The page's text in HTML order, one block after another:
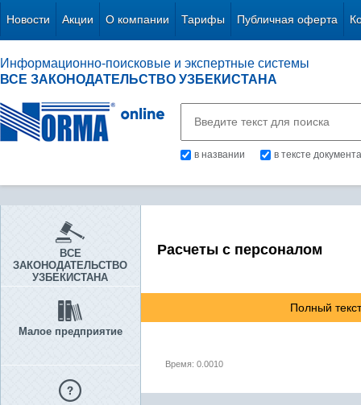
Новости Акции О компании Тарифы Публичная оферта
Информационно-поисковые и экспертные системы
ВСЕ ЗАКОНОДАТЕЛЬСТВО УЗБЕКИСТАНА
в названии в тексте документа
ВСЕ
ЗАКОНОДАТЕЛЬСТВО
УЗБЕКИСТАНА
Малое предприятие
Расчеты с персоналом
Полный
Время: 0.0010